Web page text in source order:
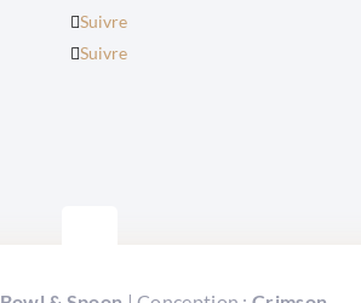
Suivre
Suivre